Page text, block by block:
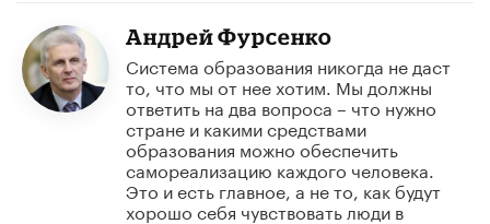
Андрей Фурсенко
Система образования никогда не даст
то, что мы от нее хотим. Мы должны
ответить на два вопроса – что нужно
стране и какими средствами
образования можно обеспечить
самореализацию каждого человека.
Это и есть главное, а не то, как будут
хорошо себя чувствовать люди в